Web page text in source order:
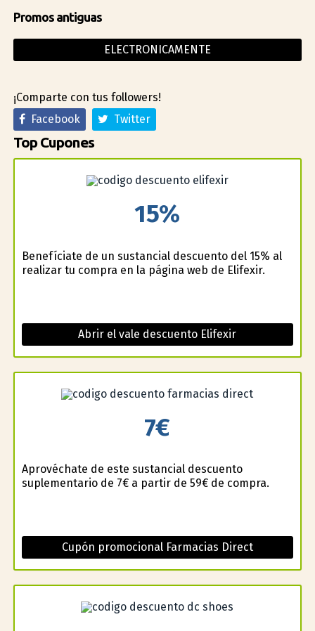
Promos antiguas
ELECTRONICAMENTE
¡Comparte con tus followers!
Facebook
Twitter
Top Cupones
15%
Benefíciate de un sustancial descuento del 15% al
realizar tu compra en la página web de Elifexir.
Abrir el vale descuento Elifexir
7€
Aprovéchate de este sustancial descuento
suplementario de 7€ a partir de 59€ de compra.
Cupón promocional Farmacias Direct